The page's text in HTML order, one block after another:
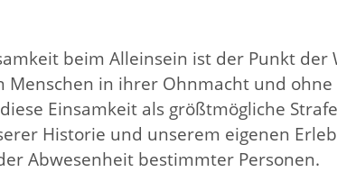
beim Alleinsein ist der Punkt der
Menschen in ihrer Ohnmacht und
Einsamkeit als größtmögliche
Historie und unserem eigenen
Abwesenheit bestimmter Personen.